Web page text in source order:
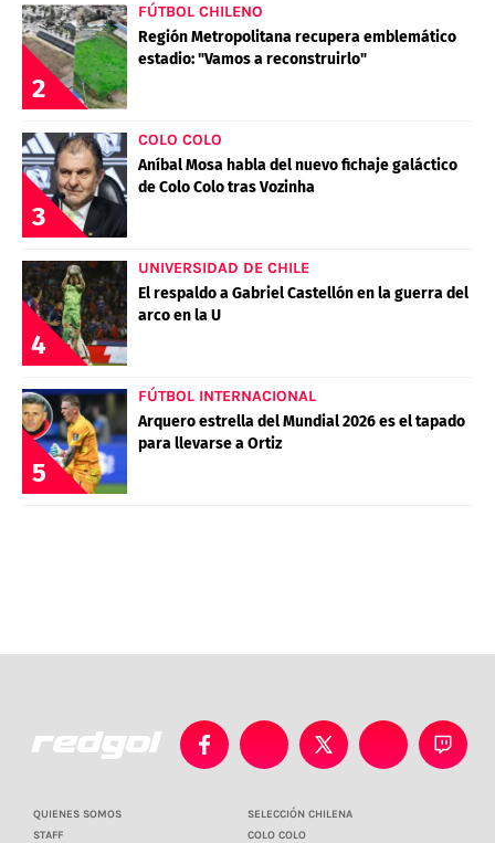
2
FÚTBOL CHILENO
Región Metropolitana recupera emblemático
estadio: "Vamos a reconstruirlo"
3
COLO COLO
Aníbal Mosa habla del nuevo fichaje galáctico
de Colo Colo tras Vozinha
4
UNIVERSIDAD DE CHILE
El respaldo a Gabriel Castellón en la guerra del
arco en la U
5
FÚTBOL INTERNACIONAL
Arquero estrella del Mundial 2026 es el tapado
para llevarse a Ortiz
QUIENES SOMOS
STAFF
SELECCIÓN CHILENA
COLO COLO